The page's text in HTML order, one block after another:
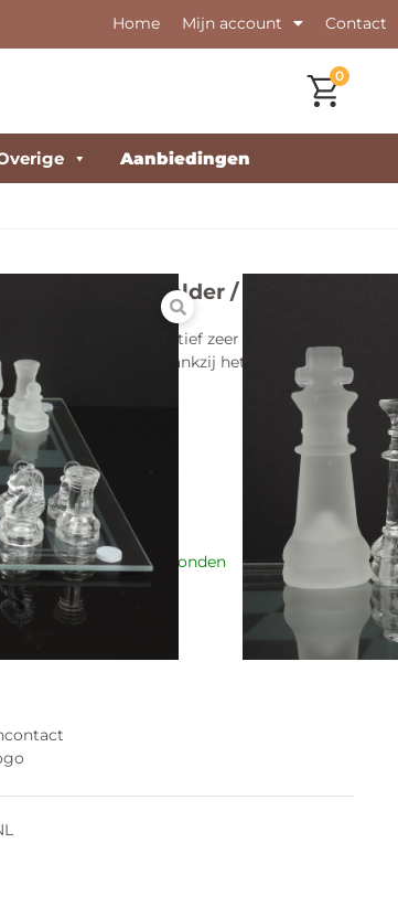
Home Mijn account Contact
0
Aanbiedingen
cm – stukken helder / mat
gemaakt van kwalitatief zeer goed glas.
fijn in de hand. Dankzij het compacte
op.
= Vandaag verzonden